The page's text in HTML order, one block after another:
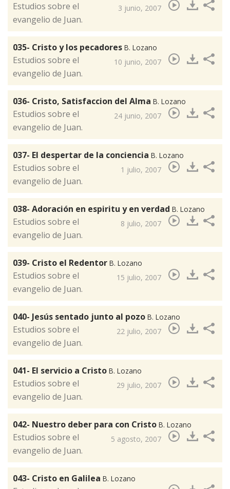
3 junio, 2007
​Estudios sobre el
evangelio de Juan.
035- Cristo y los pecadores B. Lozano
10 junio, 2007
​Estudios sobre el
evangelio de Juan.
036- Cristo, Satisfaccion del Alma B. Lozano
24 junio, 2007
​Estudios sobre el
evangelio de Juan.
037- El despertar de la conciencia B. Lozano
1 julio, 2007
​Estudios sobre el
evangelio de Juan.
038- Adoración en espiritu y en verdad B. Lozano
8 julio, 2007
​Estudios sobre el
evangelio de Juan.
039- Cristo el Redentor B. Lozano
15 julio, 2007
​Estudios sobre el
evangelio de Juan.
040- Jesús sentado junto al pozo B. Lozano
22 julio, 2007
​Estudios sobre el
evangelio de Juan.
041- El servicio a Cristo B. Lozano
29 julio, 2007
Estudios sobre el
evangelio de Juan.
042- Nuestro deber para con Cristo B. Lozano
5 agosto, 2007
​Estudios sobre el
evangelio de Juan.
043- Cristo en Galilea B. Lozano